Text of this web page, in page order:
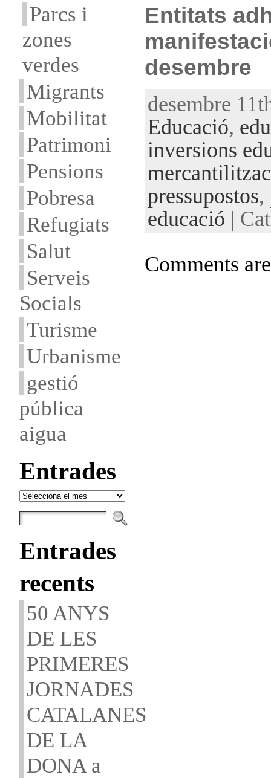
Parcs i
zones
verdes
Migrants
Mobilitat
Patrimoni
Pensions
Pobresa
Refugiats
Salut
Serveis
Socials
Turisme
Urbanisme
gestió
pública
aigua
Entrades
Entrades
Entrades
recents
50 ANYS
DE LES
PRIMERES
JORNADES
CATALANES
DE LA
DONA a
Entitats
desembre
desembre
Educació,
inversions
pressupostos,
educació |
Comments